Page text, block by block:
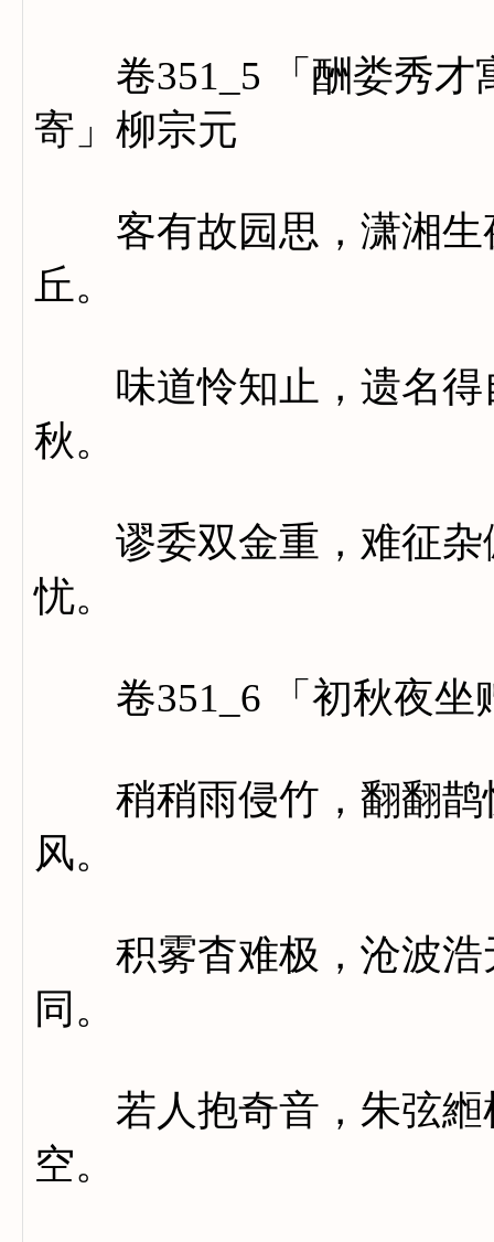
卷351_5 「酬娄秀才
寄」柳宗元
客有故园思，潇湘生
丘。
味道怜知止，遗名得
秋。
谬委双金重，难征杂
忧。
卷351_6 「初秋夜坐
稍稍雨侵竹，翻翻鹊
风。
积雾杳难极，沧波浩
同。
若人抱奇音，朱弦縆
空。